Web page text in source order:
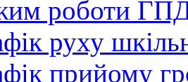
роботи
руху
прийому